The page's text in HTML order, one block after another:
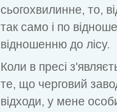
сьогохвилинне, то,
так само і по
відношенню до лісу.
Коли в пресі
те, що черговий
відходи, у мене